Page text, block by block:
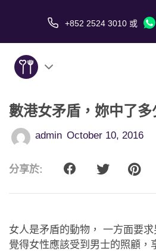
+852 2524 3010 或
關於我們
服務
愛情故事
約會技巧
數港女矛盾，妳中了多
admin October 10, 2016
分享於:
女人是矛盾的動物， 一方面要
覺得女性應該受到男士的照顧，